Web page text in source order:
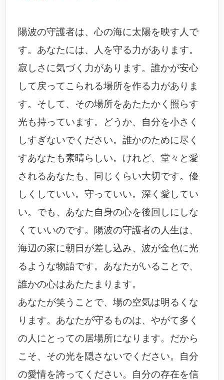
陽波の守護者は、心の海に太陽を映す人で
す。あなたには、人を守る力があります。
寂しさに気づく力があります。誰かが安心
して戻ってこられる場所を作る力がありま
す。そして、その場所をあたたかく照らす
光も持っています。どうか、自分を小さく
しすぎないでください。誰かのために尽く
すあなたも素晴らしい。けれど、堂々と愛
されるあなたも、同じくらい大切です。優
しくしていい。守っていい。深く愛してい
い。でも、あなた自身の心を後回しにしな
くていいのです。陽波の守護者の人生は、
海辺の家に朝日が差し込み、波が金色に光
るような物語です。あなたがいることで、
誰かの心はあたたまります。
あなたが笑うことで、場の空気は明るくな
ります。あなたが守るものは、やがて多く
の人にとっての居場所になります。だから
こそ、その光を隠さないでください。自分
の愛情を誇ってください。自分の存在を信